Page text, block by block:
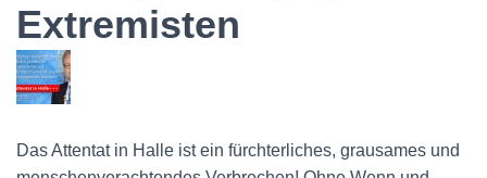
Extremisten
Das Attentat in Halle ist ein fürchterliches, grausames und